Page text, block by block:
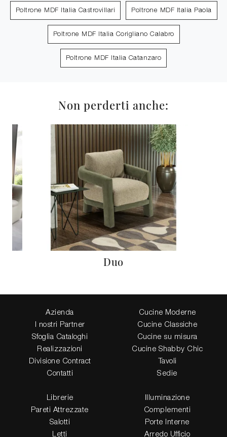
Poltrone MDF Italia Castrovillari Poltrone MDF Italia Paola
Poltrone MDF Italia Corigliano Calabro
Poltrone MDF Italia Catanzaro
Non perderti anche:
Duo
Azienda
I nostri Partner
Sfoglia Cataloghi
Realizzazioni
Divisione Contract
Contatti
Cucine Moderne
Cucine Classiche
Cucine su misura
Cucine Shabby Chic
Tavoli
Sedie
Librerie
Pareti Attrezzate
Salotti
Letti
Illuminazione
Complementi
Porte Interne
Arredo Ufficio